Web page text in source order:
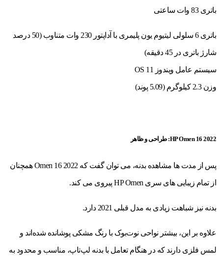
باتری 83 وات ساعتی
باتری 6 سلولی لیتیوم یون پلیمری با آداپتور 230 وات متناوب (50 درصد
شارژ باتری در 45 دقیقه)
سیستم عامل ویندوز 11 OS
وزن 2.3 کیلوگرم (5.09 پوند)
HP Omen 16 2022: طراحی و ظاهر
پس از مدت ها مشاهده بدنه، می توان گفت که Omen 16 2022 همچنان
از تمام زیبایی های سری HP Omen پیروی می کند.
بدنه نیز شباهت زیادی به مدل قبلی 2021 دارد.
علاوه بر این، بیشتر نواحی نوت‌بوک با رنگ مشکی پوشانده شده‌اند و
لمس فلزی دارند که در هنگام تعامل با بدنه لپ‌تاپ، مناسب و محدود به